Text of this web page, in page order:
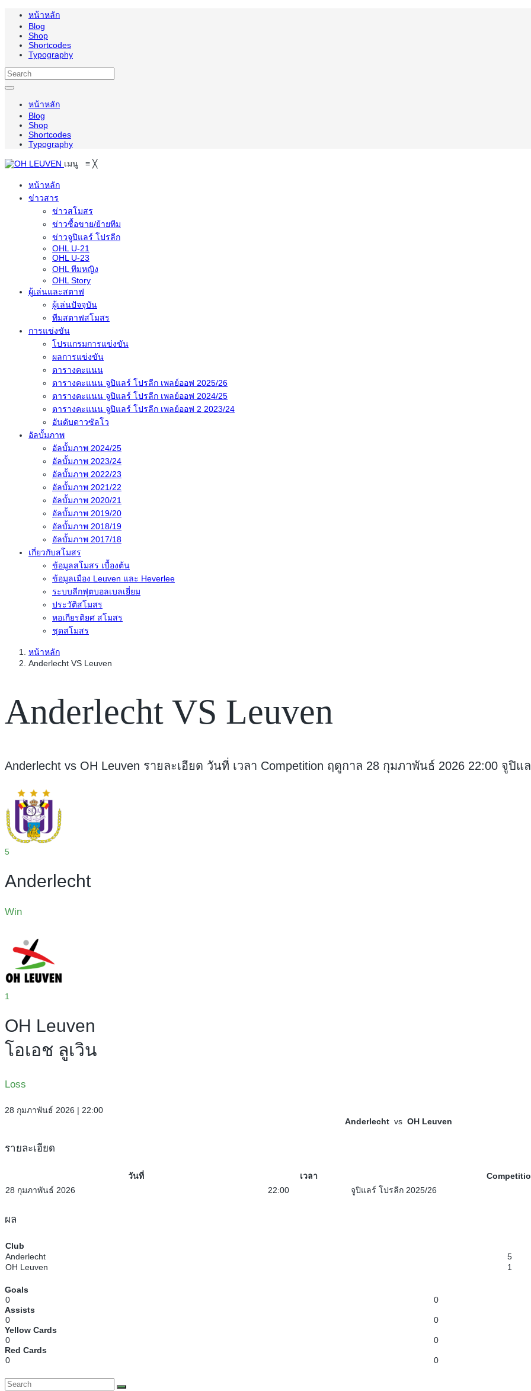
หน้าหลัก
Blog
Shop
Shortcodes
Typography
หน้าหลัก
Blog
Shop
Shortcodes
Typography
เมนู ≡ ╳
หน้าหลัก
ข่าวสาร
ข่าวสโมสร
ข่าวซื้อขาย/ย้ายทีม
ข่าวจูปิแลร์ โปรลีก
OHL U-21
OHL U-23
OHL ทีมหญิง
OHL Story
ผู้เล่นและสตาฟ
ผู้เล่นปัจจุบัน
ทีมสตาฟสโมสร
การแข่งขัน
โปรแกรมการแข่งขัน
ผลการแข่งขัน
ตารางคะแนน
ตารางคะแนน จูปิแลร์ โปรลีก เพลย์ออฟ 2025/26
ตารางคะแนน จูปิแลร์ โปรลีก เพลย์ออฟ 2024/25
ตารางคะแนน จูปิแลร์ โปรลีก เพลย์ออฟ 2 2023/24
อันดับดาวซัลโว
อัลบั้มภาพ
อัลบั้มภาพ 2024/25
อัลบั้มภาพ 2023/24
อัลบั้มภาพ 2022/23
อัลบั้มภาพ 2021/22
อัลบั้มภาพ 2020/21
อัลบั้มภาพ 2019/20
อัลบั้มภาพ 2018/19
อัลบั้มภาพ 2017/18
เกี่ยวกับสโมสร
ข้อมูลสโมสร เบื้องต้น
ข้อมูลเมือง Leuven และ Heverlee
ระบบลีกฟุตบอลเบลเยี่ยม
ประวัติสโมสร
หอเกียรติยศ สโมสร
ชุดสโมสร
หน้าหลัก
Anderlecht VS Leuven
Anderlecht VS Leuven
Anderlecht vs OH Leuven รายละเอียด วันที่ เวลา Competition ฤดูกาล 28 กุมภาพันธ์ 2026 22:00 จูปิแ
5
Anderlecht
Win
1
OH Leuven
โอเอช ลูเวิน
Loss
28 กุมภาพันธ์ 2026 | 22:00
Anderlecht vs OH Leuven
รายละเอียด
วันที่ เวลา
28 กุมภาพันธ์ 2026
22:00 จูปิแลร์ โปรลีก 2025/26
ผล
Club
Anderlecht
5
OH Leuven
1
Goals
0
0
Assists
0
0
Yellow Cards
0
0
Red Cards
0
0